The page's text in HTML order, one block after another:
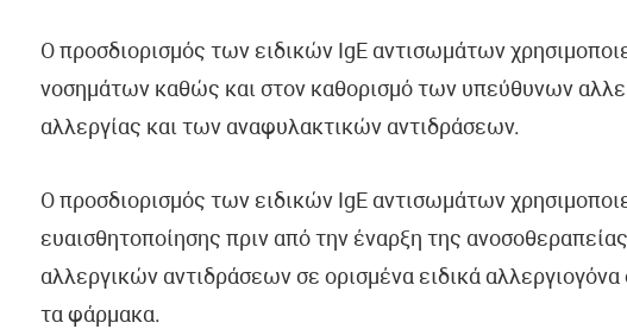
Ο προσδιορισμός των ειδικών IgE αντισωμάτων
νοσημάτων καθώς και στον καθορισμό των υπεύθυνων
αλλεργίας και των αναφυλακτικών αντιδράσεων.
Ο προσδιορισμός των ειδικών IgE αντισωμάτων
ευαισθητοποίησης πριν από την έναρξη της
αλλεργικών αντιδράσεων σε ορισμένα ειδικά
τα φάρμακα.